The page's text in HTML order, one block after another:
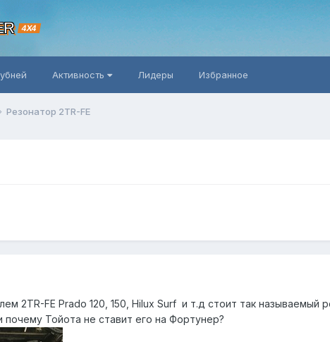
4X4
Активность Лидеры Избранное
Резонатор 2TR-FE
2TR-FE Prado 120, 150, Hilux Surf и т.д стоит так называемый
почему Тойота не ставит его на Фортунер?